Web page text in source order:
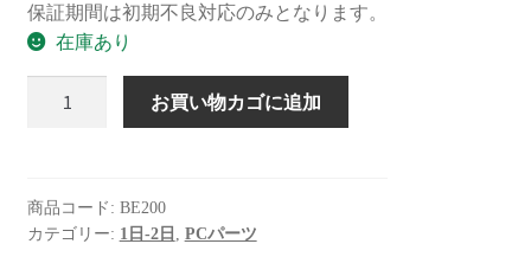
保証期間は初期不良対応のみとなります。
在庫あり
ワ
ー
お買い物カゴに追加
商品コード: BE200
カテゴリー: 1日-2日 , PCパーツ